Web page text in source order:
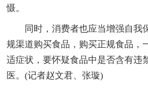
慑。
同时，消费者也应当增强自我
规渠道购买食品，购买正规食品，
适症状，要怀疑食品中是否含有违
医。(记者赵文君、张璇)